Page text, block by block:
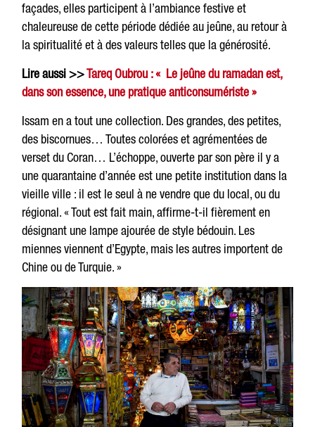
façades, elles participent à l’ambiance festive et
chaleureuse de cette période dédiée au jeûne, au retour à
la spiritualité et à des valeurs telles que la générosité.
Lire aussi >>Tareq Oubrou : « Le jeûne du ramadan est,
dans son essence, une pratique anticonsumériste »
Issam en a tout une collection. Des grandes, des petites,
des biscornues… Toutes colorées et agrémentées de
verset du Coran… L’échoppe, ouverte par son père il y a
une quarantaine d’année est une petite institution dans la
vieille ville : il est le seul à ne vendre que du local, ou du
régional. « Tout est fait main, affirme-t-il fièrement en
désignant une lampe ajourée de style bédouin. Les
miennes viennent d’Egypte, mais les autres importent de
Chine ou de Turquie. »